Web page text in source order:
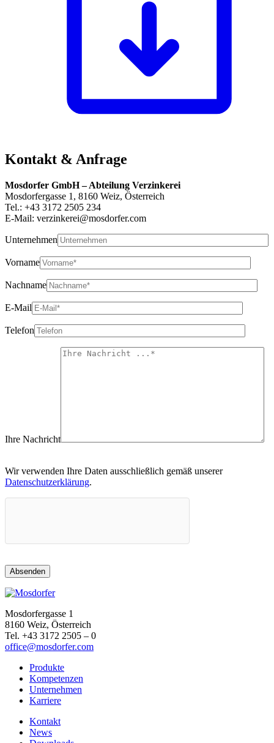
Kontakt & Anfrage
Mosdorfer GmbH – Abteilung Verzinkerei
Mosdorfergasse 1, 8160 Weiz, Österreich
Tel.: +43 3172 2505 234
E-Mail: verzinkerei@mosdorfer.com
Unternehmen
Vorname
Nachname
E-Mail
Telefon
Ihre Nachricht
Wir verwenden Ihre Daten ausschließlich gemäß unserer
Datenschutzerklärung.
Mosdorfergasse 1
8160 Weiz, Österreich
Tel. +43 3172 2505 – 0
office@mosdorfer.com
Produkte
Kompetenzen
Unternehmen
Karriere
Kontakt
News